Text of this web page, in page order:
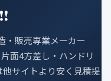
▼
・販売専業メーカー
面4方差し・ハンドリ
サイトより安く見積提